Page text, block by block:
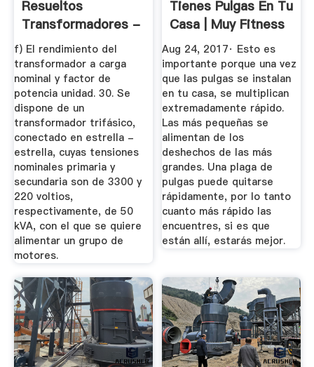
Resueltos
Transformadores -
Es.slideshare
f) El rendimiento del
transformador a carga
nominal y factor de
potencia unidad. 30. Se
dispone de un
transformador trifásico,
conectado en estrella -
estrella, cuyas tensiones
nominales primaria y
secundaria son de 3300 y
220 voltios,
respectivamente, de 50
kVA, con el que se quiere
alimentar un grupo de
motores.
Tienes Pulgas En Tu
Casa | Muy Fitness
Aug 24, 2017· Esto es
importante porque una vez
que las pulgas se instalan
en tu casa, se multiplican
extremadamente rápido.
Las más pequeñas se
alimentan de los
deshechos de las más
grandes. Una plaga de
pulgas puede quitarse
rápidamente, por lo tanto
cuanto más rápido las
encuentres, si es que
están allí, estarás mejor.